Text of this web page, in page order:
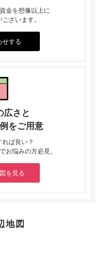
金を想像以上に
ざいます。
せする
広さと
をご用意
れば良い？
お悩みの方必見。
を見る
地図